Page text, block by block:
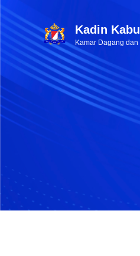
Kadin
Kamar Dagang